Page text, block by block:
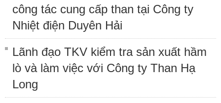
công tác cung cấp than tại Công ty
Nhiệt điện Duyên Hải
Lãnh đạo TKV kiểm tra sản xuất hầm
lò và làm việc với Công ty Than Hạ
Long